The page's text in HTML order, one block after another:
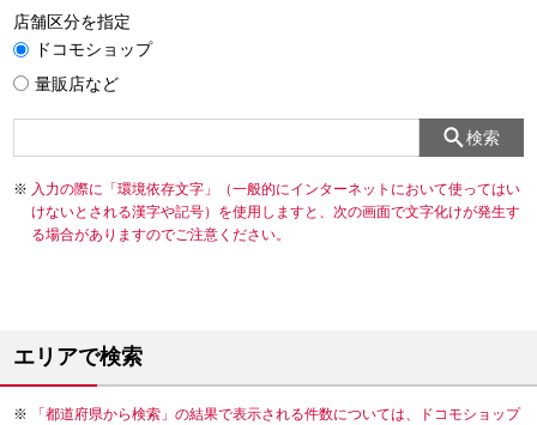
店舗区分を指定
ドコモショップ
量販店など
検索
入力の際に「環境依存文字」（一般的にインターネットにおいて使ってはい
けないとされる漢字や記号）を使用しますと、次の画面で文字化けが発生す
る場合がありますのでご注意ください。
エリアで検索
「都道府県から検索」の結果で表示される件数については、ドコモショップ